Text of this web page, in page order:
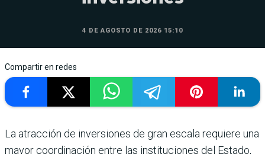
4 DE AGOSTO DE 2026 15:10
Compartir en redes
La atracción de inversiones de gran escala requiere una
mayor coordinación entre las instituciones del Estado,